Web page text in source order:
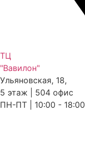
ТЦ
"Вавилон"
Ульяновская, 18,
5 этаж | 504 офис
ПН-ПТ | 10:00 - 18:00